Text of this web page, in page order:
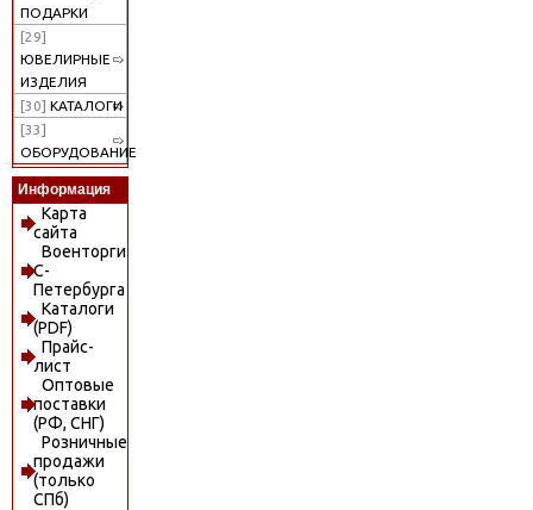
ПОДАРКИ
[29]
ЮВЕЛИРНЫЕ
ИЗДЕЛИЯ
[30] КАТАЛОГИ
[33]
ОБОРУДОВАНИЕ
Информация
Карта
сайта
Военторги
С-
Петербурга
Каталоги
(PDF)
Прайс-
лист
Оптовые
поставки
(РФ, СНГ)
Розничные
продажи
(только
СПб)